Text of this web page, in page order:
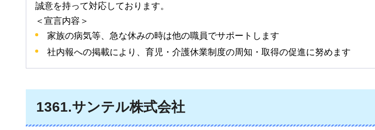
誠意を持って対応しております。
＜宣言内容＞
家族の病気等、急な休みの時は他の職員でサポートします
社内報への掲載により、育児・介護休業制度の周知・取得の促進に努めます
1361.サンテル株式会社